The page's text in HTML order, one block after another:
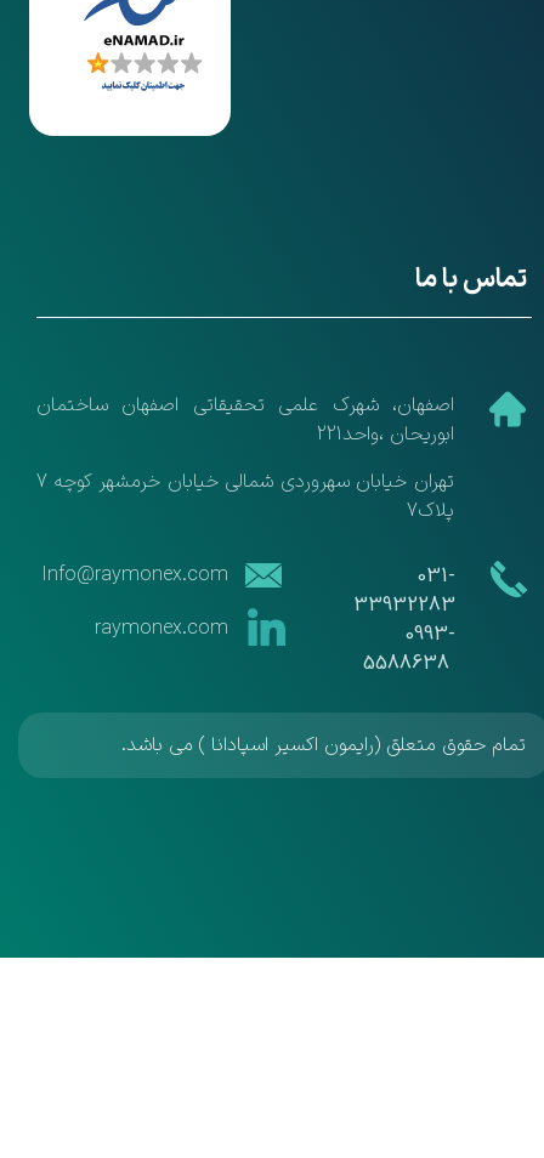
تماس با ما
raymonex.com
تهران خیابان سهروردی شمالی خیابان خرمشهر کوچه 7
پلاک7
​​031-
33932283
​​​​​​​0993-
5588638
​اصفهان، شهرک علمی تحقیقاتی اصفهان ساختمان
ابوریحان ،واحد221
​​Info@raymonex.com
تمام حقوق متعلق (رایمون اکسیر اسپادانا ) می باشد.